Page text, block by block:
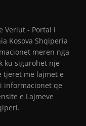
Veriut - Portal i
Kosova Shqiperia
meren nga
ku sigurohet nje
tjeret me lajmet e
informacionet qe
e Lajmeve